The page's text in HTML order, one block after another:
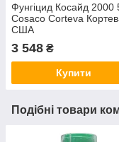
Фунгіцид Косайд 2000
Cosaco Corteva
США
3 548 ₴
Купити
Подібні товари